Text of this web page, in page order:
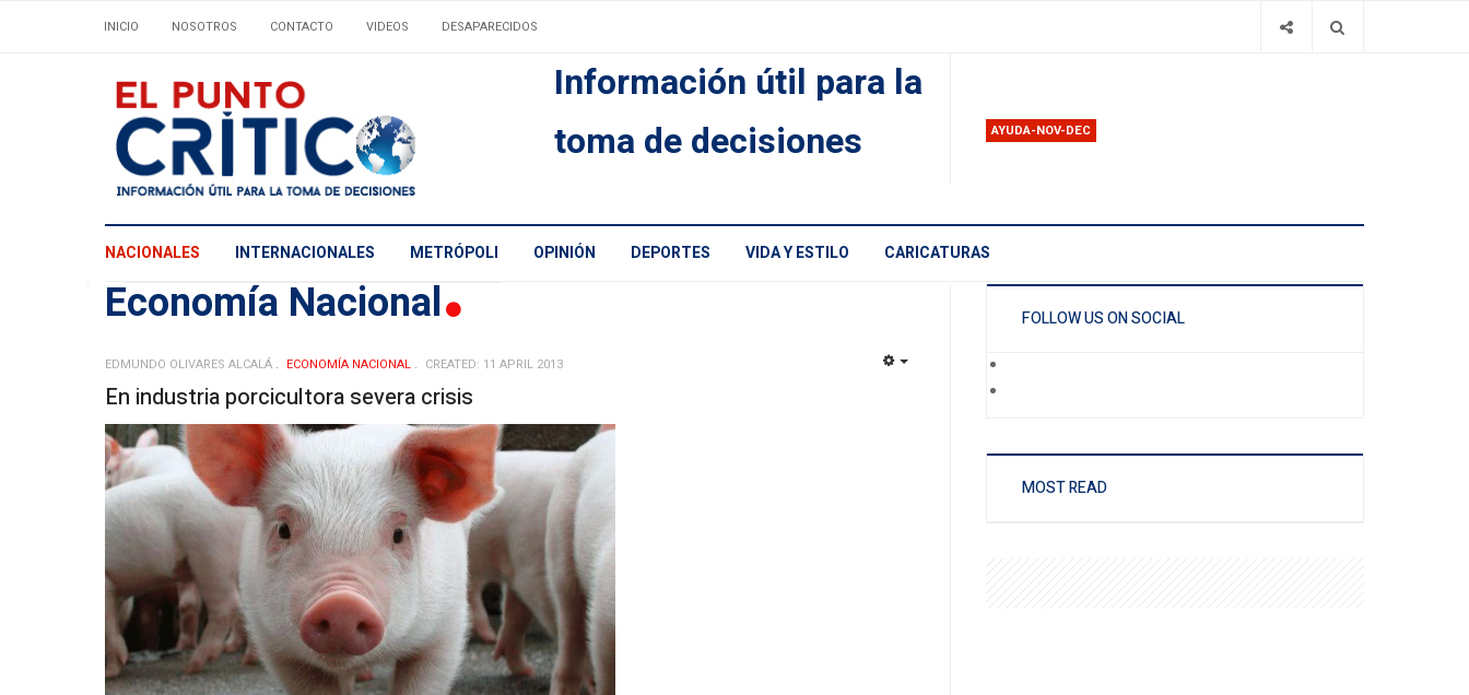
INICIO NOSOTROS CONTACTO VIDEOS DESAPARECIDOS
Información útil para la
toma de decisiones
AYUDA-NOV-DEC
NACIONALES INTERNACIONALES METRÓPOLI OPINIÓN DEPORTES VIDA Y ESTILO CARICATURAS
Economí­a Nacional
EDMUNDO OLIVARES ALCALÁ ECONOMÍ­A NACIONAL CREATED: 11 APRIL 2013
En industria porcicultora severa crisis
FOLLOW US ON SOCIAL
MOST READ